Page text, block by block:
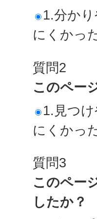
1.分か
にくかっ
質問2
このペー
1.見つ
にくかっ
質問3
このペー
したか？